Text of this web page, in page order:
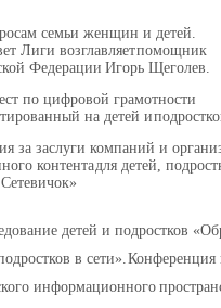
семьи женщин и детей.
Лиги возглавляетпомощник
Федерации Игорь Щеголев.
по цифровой грамотности
на детей и
за заслуги компаний и
контентадля детей,
Сетевичок»
детей и подростков
в сети».Конференция
информационного